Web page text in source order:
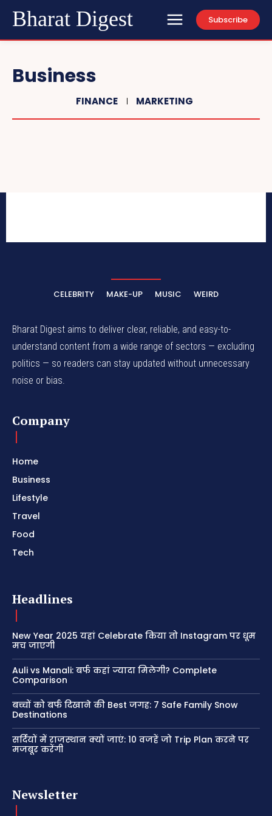
Bharat Digest Subscribe
Business
FINANCE MARKETING
CELEBRITY MAKE-UP MUSIC WEIRD
Bharat Digest aims to deliver clear, reliable, and easy-to-
understand content from a wide range of sectors — excluding
politics — so readers can stay updated without unnecessary
noise or bias.
Company
Home
Business
Lifestyle
Travel
Food
Tech
Headlines
New Year 2025 यहां Celebrate किया तो Instagram पर धूम
मच जाएगी
Auli vs Manali: बर्फ कहां ज्यादा मिलेगी? Complete
Comparison
बच्चों को बर्फ दिखाने की Best जगह: 7 Safe Family Snow
Destinations
सर्दियों में राजस्थान क्यों जाएं: 10 वजहें जो Trip Plan करने पर
मजबूर करेंगी
Newsletter